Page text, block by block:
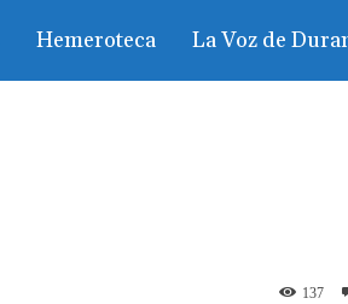
Hemeroteca La Voz de
137